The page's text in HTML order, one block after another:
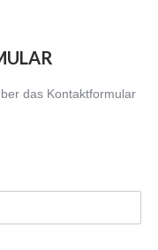
das Kontaktformular